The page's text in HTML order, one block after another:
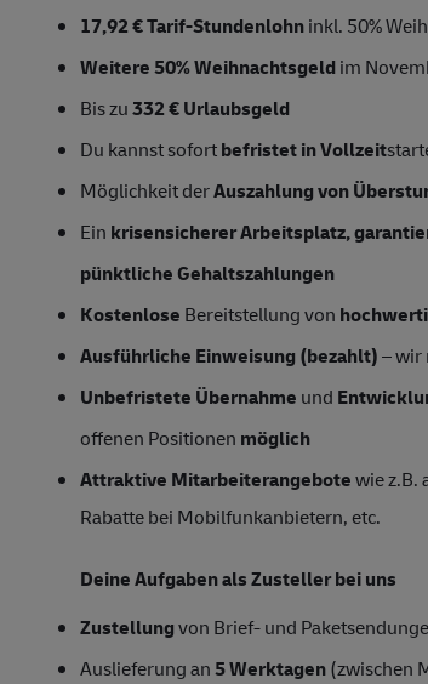
17,92 € Tarif-Stundenlohninkl. 50%
Weitere 50% Weihnachtsgeldim
Bis zu332 € Urlaubsgeld
Du kannst sofortbefristet in Vollzeit
Möglichkeit derAuszahlung von
Ein krisensicherer Arbeitsplatz,
pünktliche Gehaltszahlungen
Kostenlose Bereitstellung von
Ausführliche Einweisung (bezahlt)– wir
Unbefristete Übernahme und
offenen Positionen möglich
Attraktive Mitarbeiterangebotewie z.B.
Rabatte bei Mobilfunkanbietern, etc.
Deine Aufgaben alsZustellerbei uns
Zustellungvon Brief- und
Auslieferung an5 Werktagen(zwischen